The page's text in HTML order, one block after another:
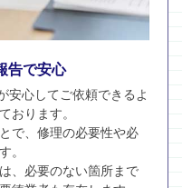
告で安心
安心してご依頼できるよ
おります。
で、修理の必要性や必
。
、必要のない箇所まで